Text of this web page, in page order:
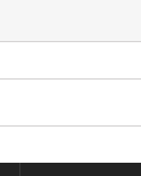
en su lista